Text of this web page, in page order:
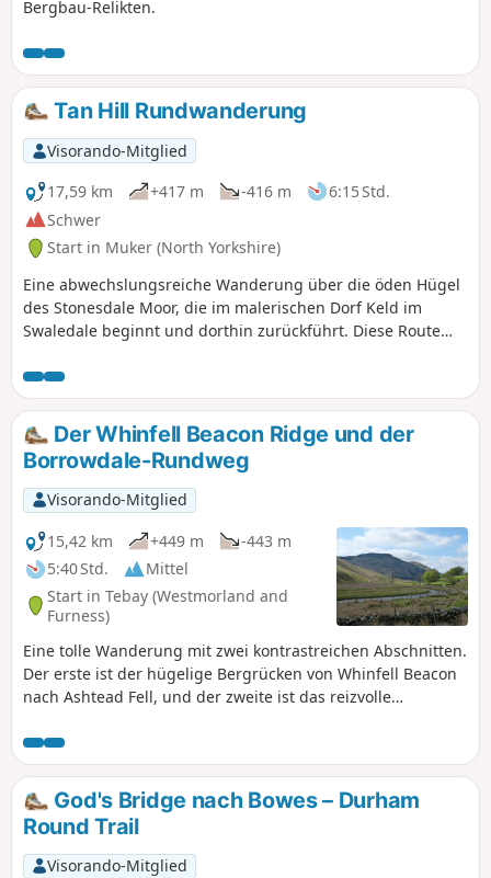
Bergbau-Relikten.
Tan Hill Rundwanderung
Visorando-Mitglied
17,59 km
+417 m -416 m
6:15 Std.
Schwer
Start in Muker (North Yorkshire)
Eine abwechslungsreiche Wanderung über die öden Hügel
des Stonesdale Moor, die im malerischen Dorf Keld im
Swaledale beginnt und dorthin zurückführt. Diese Route
Farm vorbei, dem berühmten Zuhause der Fernsehserie
„Yorkshire Shepherdess“, bevor sie über hohe, exponierte
Hügel zum historischen Tan Hill Inn führt. Der Rückweg
nach Keld ist vielleicht nicht ganz so spektakulär, führt Sie
aber entlang des berühmten Pennine Way.
Der Whinfell Beacon Ridge und der
Borrowdale-Rundweg
Visorando-Mitglied
15,42 km
+449 m
-443 m
5:40 Std.
Mittel
Start in Tebay (Westmorland and
Furness)
Eine tolle Wanderung mit zwei kontrastreichen Abschnitten.
Der erste ist der hügelige Bergrücken von Whinfell Beacon
nach Ashtead Fell, und der zweite ist das reizvolle
unternommen werden; hier wird sie zwar vom Parkplatz auf
der Ostseite des Tals aus beschrieben, man kann aber auch
vom Parkplatz auf der Westseite starten.
God's Bridge nach Bowes – Durham
Round Trail
Visorando-Mitglied